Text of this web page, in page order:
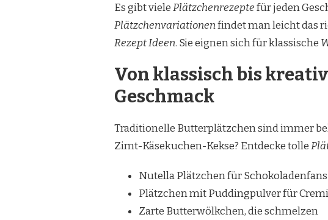
Es gibt vielePlätzchenrezeptefür jeden
Plätzchenvariationenfindet man leicht das
Rezept Ideen. Sie eignen sich für klassische
Von klassisch bis
Geschmack
Traditionelle Butterplätzchen sind immer
Zimt-Käsekuchen-Kekse? Entdecke tolle
Nutella Plätzchen für Schokoladenfans
Plätzchen mit Puddingpulver für
Zarte Butterwölkchen, die schmelzen